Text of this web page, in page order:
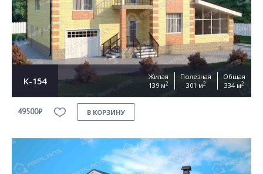
К-154
Жилая
139 м2
Полезная
301 м2
Общая
334 м2
49500₽ В КОРЗИНУ